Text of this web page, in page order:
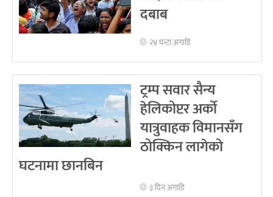
दबाब
२४ घन्टा अगाडि
ट्रम्प सवार सैन्य
हेलिकोप्टर अर्को
यात्रुवाहक विमानसँग
ठोक्किन लागेको
घटनामा छानबिन
३ दिन अगाडि